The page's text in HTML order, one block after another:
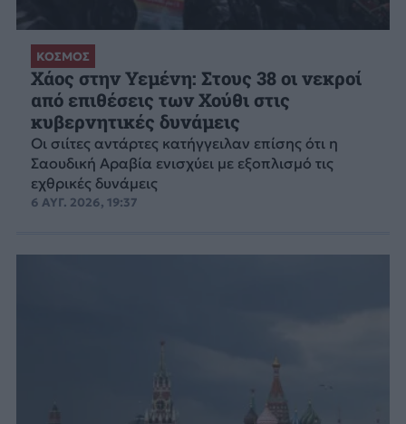
ΚΟΣΜΟΣ
Χάος στην Υεμένη: Στους 38 οι νεκροί
από επιθέσεις των Χούθι στις
κυβερνητικές δυνάμεις
Οι σιίτες αντάρτες κατήγγειλαν επίσης ότι η
Σαουδική Αραβία ενισχύει με εξοπλισμό τις
εχθρικές δυνάμεις
6 ΑΥΓ. 2026, 19:37